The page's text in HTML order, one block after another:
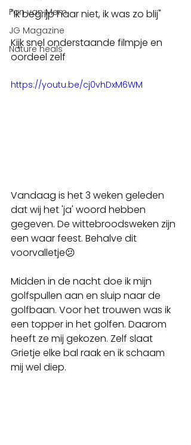
Fan van Mem
JG Magazine
Nature heals
"Ik begrijp haar niet, ik was zo blij"
Kijk snel onderstaande filmpje en
oordeel zelf
https://youtu.be/cj0vhDxM6WM
Vandaag is het 3 weken geleden
dat wij het 'ja' woord hebben
gegeven. De wittebroodsweken zijn
een waar feest. Behalve dit
voorvalletje😕
Midden in de nacht doe ik mijn
golfspullen aan en sluip naar de
golfbaan. Voor het trouwen was ik
een topper in het golfen. Daarom
heeft ze mij gekozen. Zelf slaat
Grietje elke bal raak en ik schaam
mij wel diep.